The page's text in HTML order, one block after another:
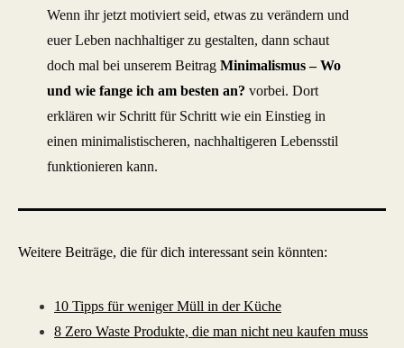
Wenn ihr jetzt motiviert seid, etwas zu verändern und
euer Leben nachhaltiger zu gestalten, dann schaut
doch mal bei unserem Beitrag Minimalismus – Wo
und wie fange ich am besten an? vorbei. Dort
erklären wir Schritt für Schritt wie ein Einstieg in
einen minimalistischeren, nachhaltigeren Lebensstil
funktionieren kann.
Weitere Beiträge, die für dich interessant sein könnten:
10 Tipps für weniger Müll in der Küche
8 Zero Waste Produkte, die man nicht neu kaufen muss